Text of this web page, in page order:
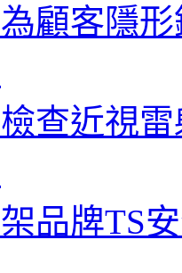
顧客隱
查近視
品牌TS